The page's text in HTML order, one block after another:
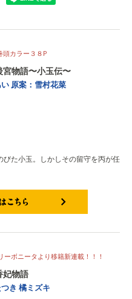
頭カラー３８P
宮物語〜小玉伝〜
原案：雪村花菜
た小玉。しかしその留守を丙が任
ーボニータより移籍新連載！！！
妃物語
き 橘ミズキ